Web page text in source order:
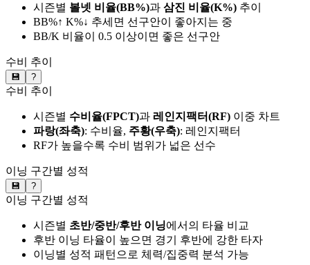
시즌별 볼넷 비율(BB%)과 삼진 비율(K%) 추이
BB%↑ K%↓ 추세면 선구안이 좋아지는 중
BB/K 비율이 0.5 이상이면 좋은 선구안
수비 추이
💾 ?
수비 추이
시즌별 수비율(FPCT)과 레인지팩터(RF) 이중 차트
파랑(좌축): 수비율, 주황(우축): 레인지팩터
RF가 높을수록 수비 범위가 넓은 선수
이닝 구간별 성적
💾 ?
이닝 구간별 성적
시즌별 초반/중반/후반 이닝에서의 타율 비교
후반 이닝 타율이 높으면 경기 후반에 강한 타자
이닝별 성적 패턴으로 체력/집중력 분석 가능